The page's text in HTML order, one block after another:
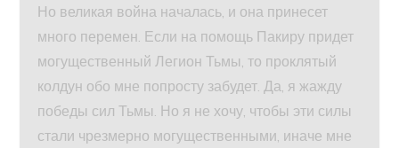
Но великая война началась, и она принесет
много перемен. Если на помощь Пакиру придет
могущественный Легион Тьмы, то проклятый
колдун обо мне попросту забудет. Да, я жажду
победы сил Тьмы. Но я не хочу, чтобы эти силы
стали чрезмерно могущественными, иначе мне